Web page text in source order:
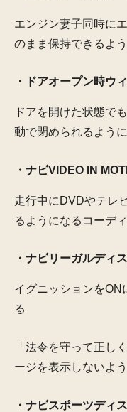
エンジン妻子同時に
のまま保持できるよ
・ドアオープン時ウ
ドアを開けた状態で
動で閉められるよう
・ナビVIDEO IN
走行中にDVDやテレ
るようになるコーデ
・ナビリーガルディ
イグニッションをON
る
「法令を守って正し
ージを表示しないよ
・ナビスポーツディ